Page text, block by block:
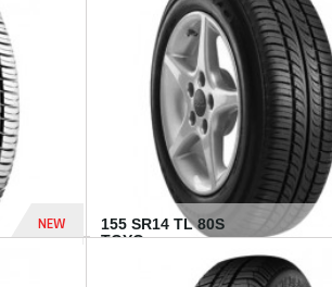
NEW
155 SR14 TL 80S
TOYO...